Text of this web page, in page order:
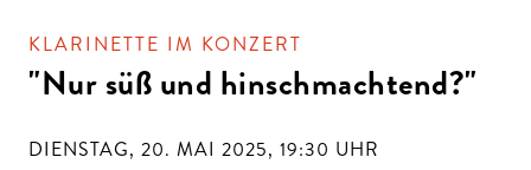
KLARINETTE IM KONZERT
"Nur süß und hinschmachtend?"
DIENSTAG, 20. MAI 2025, 19:30 UHR